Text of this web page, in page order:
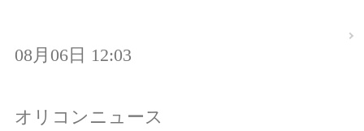
08月06日 12:03
オリコンニュース